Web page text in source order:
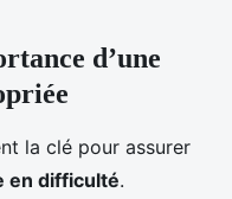
d’une
la clé pour assurer
en difficulté.